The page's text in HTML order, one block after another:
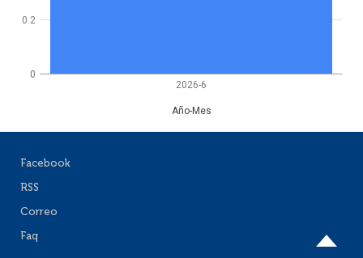
2026-6
Año-Mes
0
0.2
Facebook
RSS
Correo
Faq